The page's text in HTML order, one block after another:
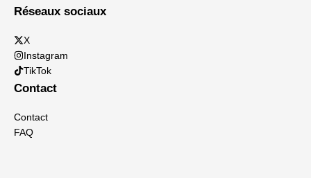
Réseaux sociaux
X
Instagram
TikTok
Contact
Contact
FAQ